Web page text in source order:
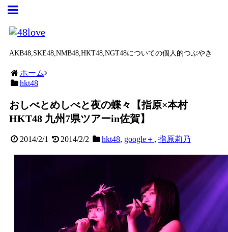
AKB48,SKE48,NMB48,HKT48,NGT48についての個人的つぶやき
ホーム
hkt48
おしべとめしべと夜の蝶々【指原×本村
HKT48 九州7県ツアーin佐賀】
2014/2/1 2014/2/2 hkt48, google＋ , 指原莉乃